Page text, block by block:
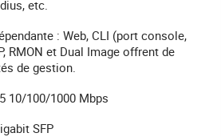
etc.
: Web, CLI (port console,
RMON et Dual Image offrent de
de gestion.
10/100/1000 Mbps
SFP